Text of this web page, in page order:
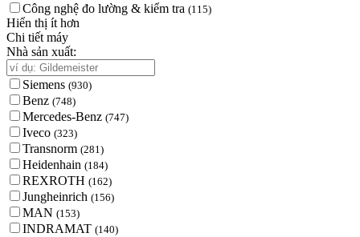
Công nghệ đo lường & kiểm tra (115)
Hiển thị ít hơn
Chi tiết máy
Nhà sản xuất:
Siemens (930)
Benz (748)
Mercedes-Benz (747)
Iveco (323)
Transnorm (281)
Heidenhain (184)
REXROTH (162)
Jungheinrich (156)
MAN (153)
INDRAMAT (140)